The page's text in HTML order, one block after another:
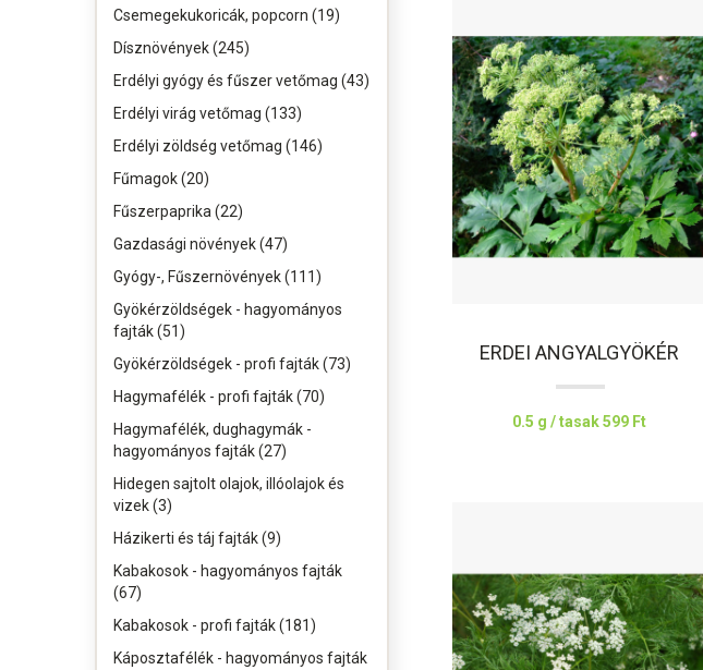
Csemegekukoricák, popcorn (19)
Dísznövények (245)
Erdélyi gyógy és fűszer vetőmag (43)
Erdélyi virág vetőmag (133)
Erdélyi zöldség vetőmag (146)
Fűmagok (20)
Fűszerpaprika (22)
Gazdasági növények (47)
Gyógy-, Fűszernövények (111)
Gyökérzöldségek - hagyományos
fajták (51)
Gyökérzöldségek - profi fajták (73)
Hagymafélék - profi fajták (70)
Hagymafélék, dughagymák -
hagyományos fajták (27)
Hidegen sajtolt olajok, illóolajok és
vizek (3)
Házikerti és táj fajták (9)
Kabakosok - hagyományos fajták
(67)
Kabakosok - profi fajták (181)
Káposztafélék - hagyományos fajták
ERDEI ANGYALGYÖKÉR
0.5 g / tasak599 Ft